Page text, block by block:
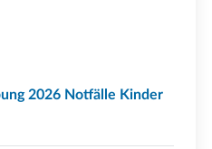
2026 Notfälle Kinder